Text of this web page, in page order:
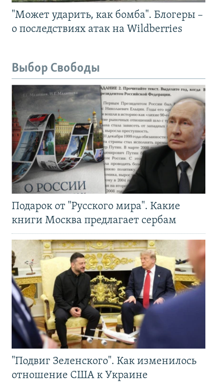
"Может ударить, как бомба". Блогеры –
о последствиях атак на Wildberries
Выбор Свободы
Подарок от "Русского мира". Какие
книги Москва предлагает сербам
"Подвиг Зеленского". Как изменилось
отношение США к Украине